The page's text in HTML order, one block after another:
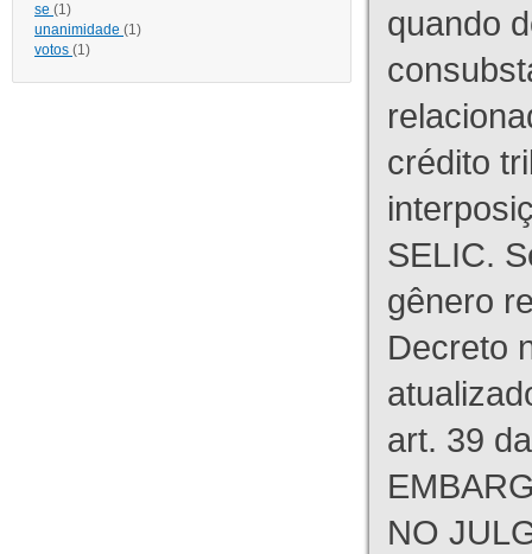
se (1)
unanimidade (1)
votos (1)
quando
crédito
SELIC.
gênero
Decreto
art. 39
NO